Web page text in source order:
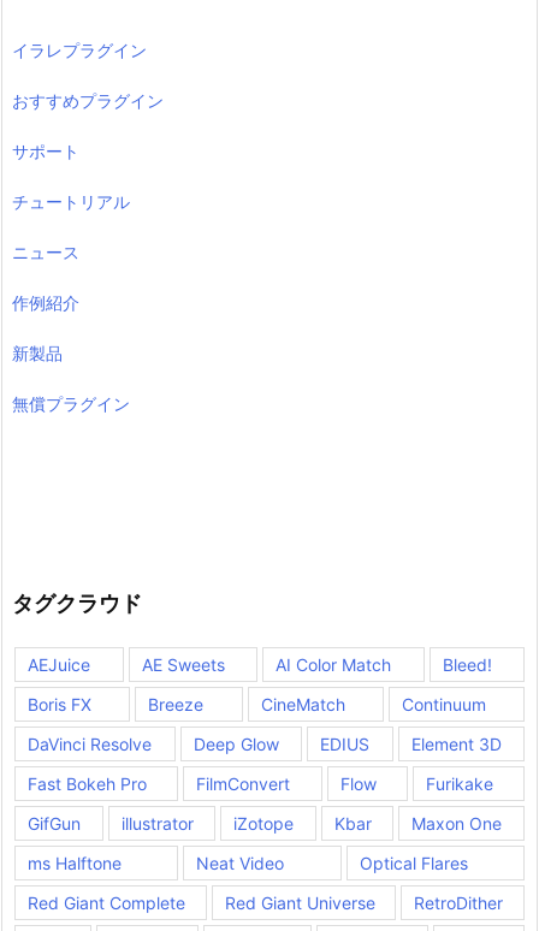
イラレプラグイン
おすすめプラグイン
サポート
チュートリアル
ニュース
作例紹介
新製品
無償プラグイン
タグクラウド
AEJuice AE Sweets AI Color Match
Bleed!
Boris FX
Breeze CineMatch
Continuum
DaVinci Resolve
Deep Glow EDIUS
Element 3D
Fast Bokeh Pro
FilmConvert Flow
Furikake
GifGun
illustrator iZotope Kbar
Maxon One
ms Halftone
Neat Video
Optical Flares
Red Giant Complete
Red Giant Universe
RetroDither